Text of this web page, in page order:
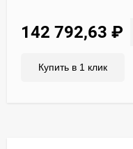
142 792,63 ₽
Купить в 1 клик